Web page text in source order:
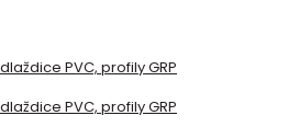
PVC, profily GRP
PVC, profily GRP